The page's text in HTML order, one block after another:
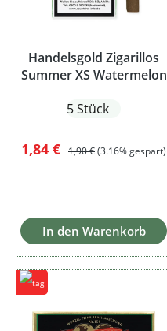
Handelsgold Zigarillos
Summer XS Watermelon
5 Stück
Verkaufspreis:
1,84 € Regulärer Preis:
1,90 €(3.16% gespart)
In den Warenkorb